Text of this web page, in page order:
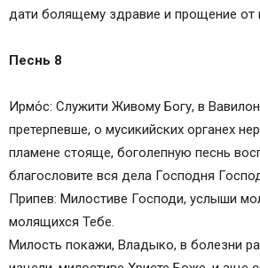
дати болящему здравие и прощение от
Песнь 8
Ирмо́с: Служити Живому Богу, в
претерпевше, о мусикийских органех
пламене стояще, боголепную песнь
благословите вся дела Господня
Припев: Милостиве Господи, услыши
молящихся Тебе.
Милость покажи, Владыко, в болезни